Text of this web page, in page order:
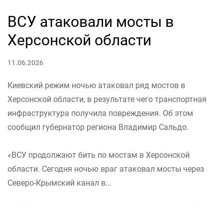
ВСУ атаковали мосты в
Херсонской области
11.06.2026
Киевский режим ночью атаковал ряд мостов в
Херсонской области, в результате чего транспортная
инфраструктура получила повреждения. Об этом
сообщил губернатор региона Владимир Сальдо.
«ВСУ продолжают бить по мостам в Херсонской
области. Сегодня ночью враг атаковал мосты через
Северо-Крымский канал в...